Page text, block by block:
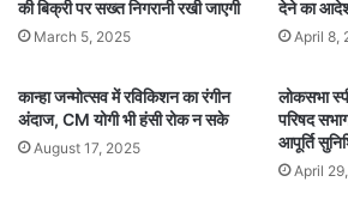
की बिक्री पर सख्त निगरानी रखी जाएगी
March 5, 2025
देने का
April 8,
कान्हा जन्मोत्सव में रविकिशन का रंगीन
अंदाज, CM योगी भी हंसी रोक न सके
August 17, 2025
लोकसभा
परिषद
आपूर्ति
April